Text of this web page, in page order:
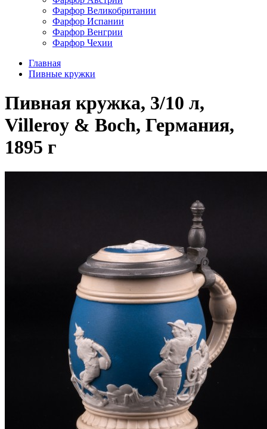
Фарфор Великобритании
Фарфор Испании
Фарфор Венгрии
Фарфор Чехии
Главная
Пивные кружки
Пивная кружка, 3/10 л,
Villeroy & Boch, Германия,
1895 г